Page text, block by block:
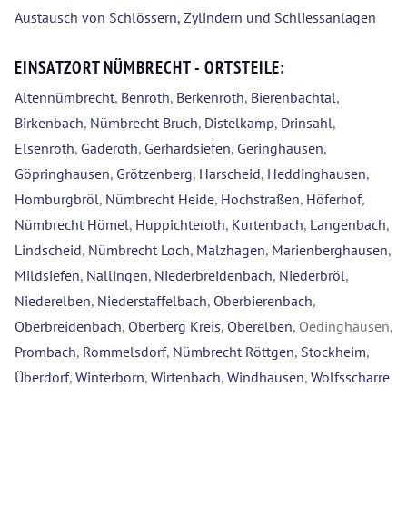
Austausch von Schlössern, Zylindern und Schliessanlagen
EINSATZORT NÜMBRECHT - ORTSTEILE:
Altennümbrecht, Benroth, Berkenroth, Bierenbachtal,
Birkenbach, Nümbrecht Bruch, Distelkamp, Drinsahl,
Elsenroth, Gaderoth, Gerhardsiefen, Geringhausen,
Göpringhausen, Grötzenberg, Harscheid, Heddinghausen,
Homburgbröl, Nümbrecht Heide, Hochstraßen, Höferhof,
Nümbrecht Hömel, Huppichteroth, Kurtenbach, Langenbach,
Lindscheid, Nümbrecht Loch, Malzhagen, Marienberghausen,
Mildsiefen, Nallingen, Niederbreidenbach, Niederbröl,
Niederelben, Niederstaffelbach, Oberbierenbach,
Oberbreidenbach, Oberberg Kreis, Oberelben, Oedinghausen,
Prombach, Rommelsdorf, Nümbrecht Röttgen, Stockheim,
Überdorf, Winterborn, Wirtenbach, Windhausen, Wolfsscharre